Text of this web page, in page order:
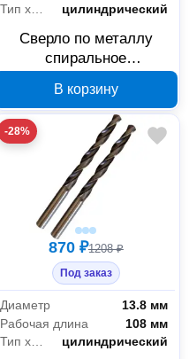
Тип хвостовика
цилиндрический
Сверло по металлу
спиральное
15 мм Р6М5 18793А
В корзину
-28%
870 ₽1208 ₽
Под заказ
Диаметр
13.8 мм
Рабочая длина
108 мм
Тип хвостовика
цилиндрический